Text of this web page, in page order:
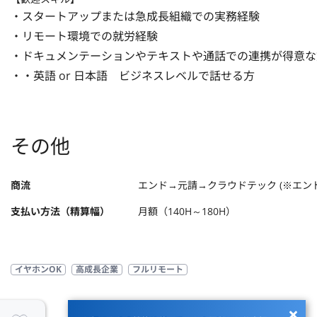
・スタートアップまたは急成長組織での実務経験
・リモート環境での就労経験
・ドキュメンテーションやテキストや通話での連携が得意
・・英語 or 日本語　ビジネスレベルで話せる方
その他
商流
エンド→元請→クラウドテック (※エン
支払い方法（精算幅）
月額（140H～180H）
イヤホンOK 高成長企業 フルリモート